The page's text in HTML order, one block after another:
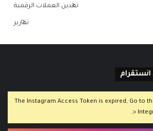
تعدين العملات الرقمية
تقارير
انستقرام
The Instagram Access Token is expired, Go to
>